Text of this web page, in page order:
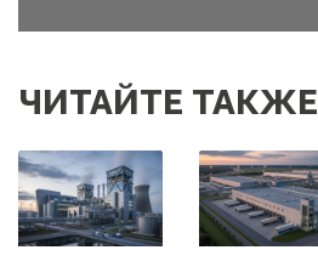
ЧИТАЙТЕ ТАКЖЕ